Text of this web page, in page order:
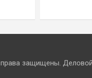
права защищены.